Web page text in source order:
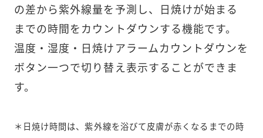
の差から紫外線量を予測し、日焼けが始まる
までの時間をカウントダウンする機能です。
温度・湿度・日焼けアラームカウントダウンを
ボタン一つで切り替え表示することができま
す。
＊日焼け時間は、紫外線を浴びて皮膚が赤くなるまでの時